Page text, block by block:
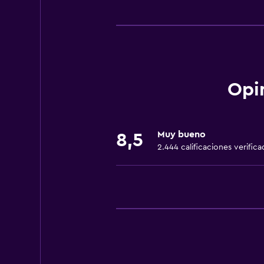
Unidad ubicada en la planta baja
Almohada sin plumas
8,5 Muy bueno
2.444 calificaciones